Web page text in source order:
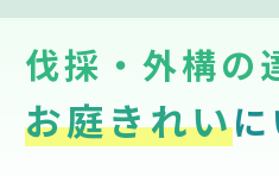
伐採・外構の
お庭きれい